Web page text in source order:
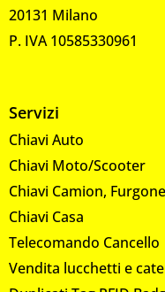
20131 Milano
P. IVA 10585330961
Servizi
Chiavi Auto
Chiavi Moto/Scooter
Chiavi Camion,
Chiavi Casa
Telecomando Cancello
Vendita lucchetti e